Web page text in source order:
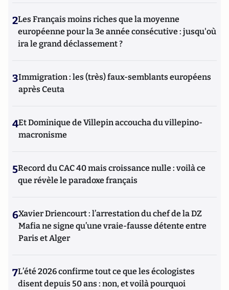
2Les Français moins riches que la moyenne
européenne pour la 3e année consécutive : jusqu'où
ira le grand déclassement ?
3Immigration : les (très) faux-semblants européens
après Ceuta
4Et Dominique de Villepin accoucha du villepino-
macronisme
5Record du CAC 40 mais croissance nulle : voilà ce
que révèle le paradoxe français
6Xavier Driencourt : l’arrestation du chef de la DZ
Mafia ne signe qu’une vraie-fausse détente entre
Paris et Alger
7L’été 2026 confirme tout ce que les écologistes
disent depuis 50 ans : non, et voilà pourquoi